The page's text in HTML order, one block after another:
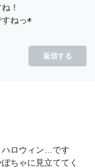
！
ねっ◉
返信する
ハロウィン…です
ちゃに見立ててく